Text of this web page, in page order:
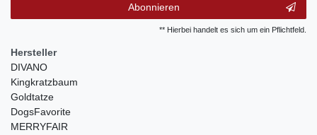
Abonnieren
** Hierbei handelt es sich um ein Pflichtfeld.
Hersteller
DIVANO
Kingkratzbaum
Goldtatze
DogsFavorite
MERRYFAIR